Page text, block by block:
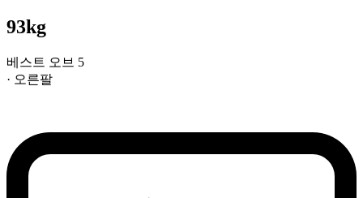
93kg
베스트 오브 5
· 오른팔